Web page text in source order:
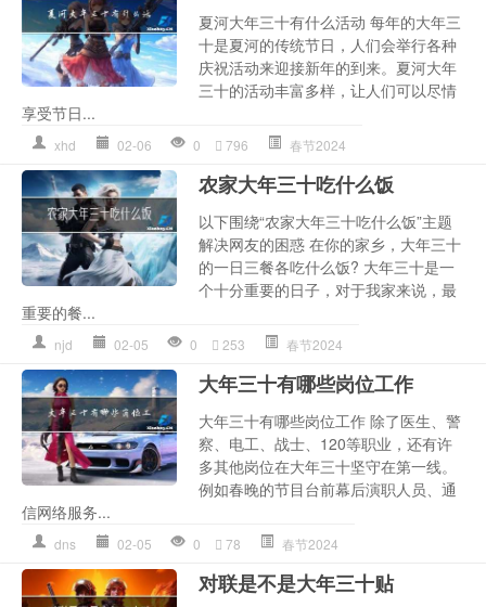
夏河大年三十有什么活动 每年的大年三
十是夏河的传统节日，人们会举行各种
庆祝活动来迎接新年的到来。夏河大年
三十的活动丰富多样，让人们可以尽情
享受节日...
xhd 02-06 0 796 春节2024
农家大年三十吃什么饭
以下围绕“农家大年三十吃什么饭”主题
解决网友的困惑 在你的家乡，大年三十
的一日三餐各吃什么饭? 大年三十是一
个十分重要的日子，对于我家来说，最
重要的餐...
njd 02-05 0 253 春节2024
大年三十有哪些岗位工作
大年三十有哪些岗位工作 除了医生、警
察、电工、战士、120等职业，还有许
多其他岗位在大年三十坚守在第一线。
例如春晚的节目台前幕后演职人员、通
信网络服务...
dns 02-05 0 78 春节2024
对联是不是大年三十贴